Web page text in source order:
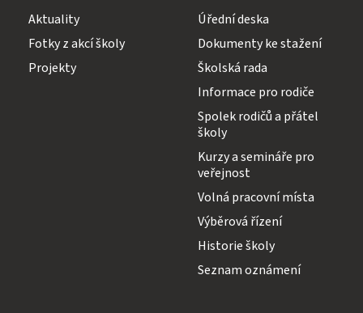
sekretariat@szs5kvetna.cz
Aktuality
Fotky z akcí školy
Projekty
Úřední deska
Dokumenty ke stažení
Školská rada
Informace pro rodiče
Spolek rodičů a přátel
školy
Kurzy a semináře pro
veřejnost
Volná pracovní místa
Výběrová řízení
Historie školy
Seznam oznámení